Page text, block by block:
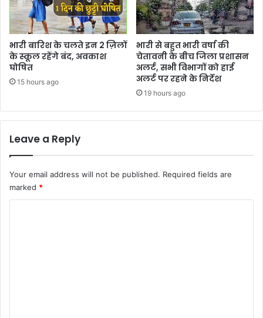
भारी बारिश के चलते इन 2 ज़िलों
के स्कूल रहेंगे बंद, अवकाश
घोषित
15 hours ago
भारी से बहुत भारी वर्षा की
चेतावनी के बीच जिला प्रशासन
अलर्ट, सभी विभागों को हाई
अलर्ट पर रहने के निर्देश
19 hours ago
Leave a Reply
Your email address will not be published. Required fields are
marked *